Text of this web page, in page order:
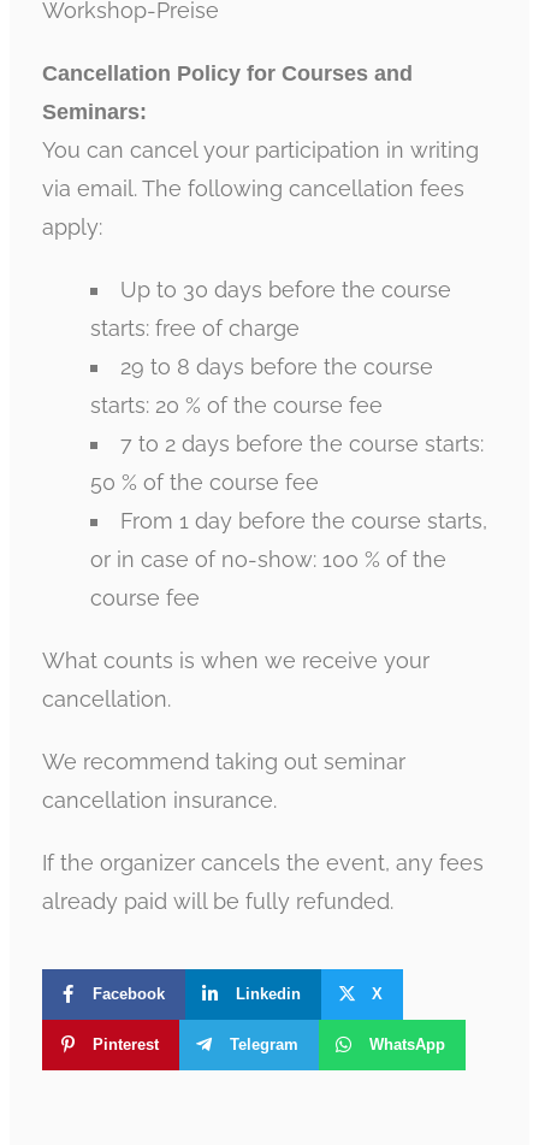
Workshop-Preise
Cancellation Policy for Courses and
Seminars:
You can cancel your participation in writing
via email. The following cancellation fees
apply:
Up to 30 days before the course
starts: free of charge
29 to 8 days before the course
starts: 20 % of the course fee
7 to 2 days before the course starts:
50 % of the course fee
From 1 day before the course starts,
or in case of no-show: 100 % of the
course fee
What counts is when we receive your
cancellation.
We recommend taking out seminar
cancellation insurance.
If the organizer cancels the event, any fees
already paid will be fully refunded.
Facebook Linkedin X
Pinterest Telegram WhatsApp